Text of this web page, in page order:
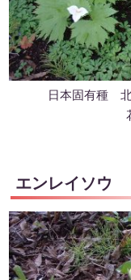
日本固有種
エンレイソウ